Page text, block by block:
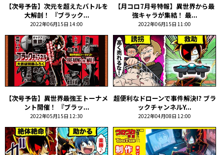
【次号予告】次元を超えたバトルを
大解剖！ 『ブラック...
2022年06月15日 14:00
【月コロ7月号特報】異世界から最
強キャラが集結！ 最...
2022年06月15日 11:00
【次号予告】異世界最強王トーナメ
ント開催！ 『ブラッ...
2022年05月15日 12:30
超便利なドローンで事件解決!? ブラ
ックチャンネルY...
2022年04月08日 12:00